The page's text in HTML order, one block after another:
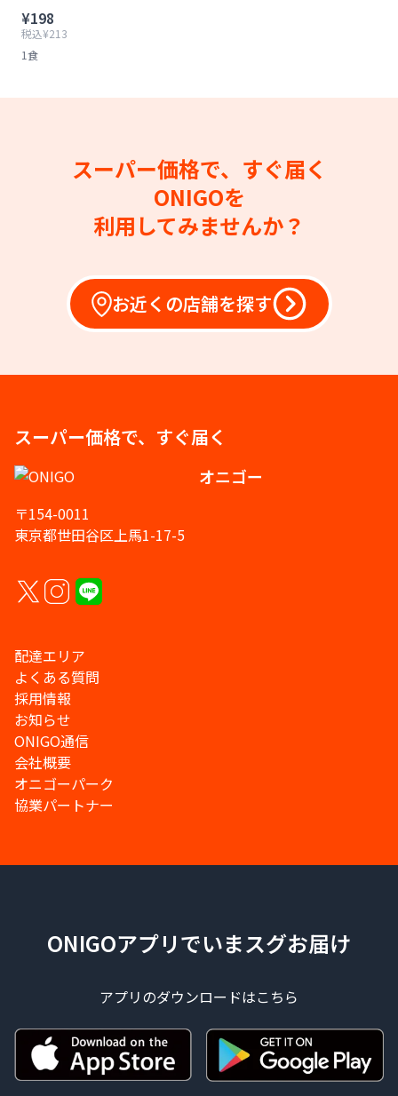
¥198
税込¥213
1食
スーパー価格で、すぐ届く
ONIGOを
利用してみませんか？
お近くの店舗を探す
スーパー価格で、すぐ届く
オニゴー
〒154-0011
東京都世田谷区上馬1-17-5
配達エリア
よくある質問
採用情報
お知らせ
ONIGO通信
会社概要
オニゴーパーク
協業パートナー
ONIGOアプリでいまスグお届け
アプリのダウンロードはこちら